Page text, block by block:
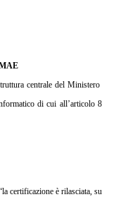
centrale del Ministero
di cui all’articolo 8
certificazione è rilasciata, su